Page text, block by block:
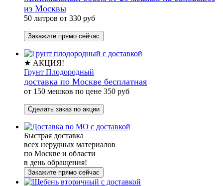
из Москвы
50 литров от 330 руб
Закажите прямо сейчас
★ АКЦИЯ!
Грунт Плодородный
доставка по Москве бесплатная
от 150 мешков по цене 350 руб
Сделать заказ по акции
Быстрая доставка
всех нерудных материалов
по Москве и области
в день обращения!
Закажите прямо сейчас